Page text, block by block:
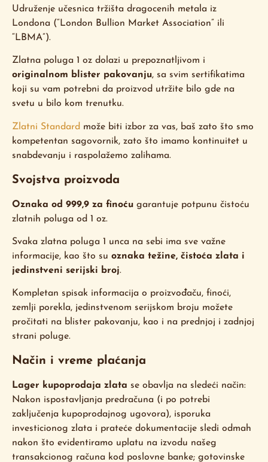
Udruženje učesnica tržišta dragocenih metala iz
Londona (“London Bullion Market Association” ili
“LBMA”).
Zlatna poluga 1 oz dolazi u prepoznatljivom i
originalnom blister pakovanju, sa svim sertifikatima
koji su vam potrebni da proizvod utržite bilo gde na
svetu u bilo kom trenutku.
Zlatni Standard može biti izbor za vas, baš zato što smo
kompetentan sagovornik, zato što imamo kontinuitet u
snabdevanju i raspolažemo zalihama.
Svojstva proizvoda
Oznaka od 999,9 za finoću garantuje potpunu čistoću
zlatnih poluga od 1 oz.
Svaka zlatna poluga 1 unca na sebi ima sve važne
informacije, kao što su oznaka težine, čistoća zlata i
jedinstveni serijski broj.
Kompletan spisak informacija o proizvođaču, finoći,
zemlji porekla, jedinstvenom serijskom broju možete
pročitati na blister pakovanju, kao i na prednjoj i zadnjoj
strani poluge.
Način i vreme plaćanja
Lager kupoprodaja zlata se obavlja na sledeći način:
Nakon ispostavljanja predračuna (i po potrebi
zaključenja kupoprodajnog ugovora), isporuka
investicionog zlata i prateće dokumentacije sledi odmah
nakon što evidentiramo uplatu na izvodu našeg
transakcionog računa kod poslovne banke; gotovinske